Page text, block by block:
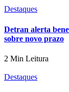
Destaques
Detran alerta
sobre novo prazo
2 Min Leitura
Destaques